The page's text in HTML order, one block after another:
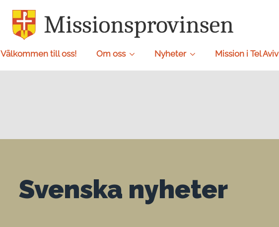
Välkommen till oss! Om oss Nyheter Mission i Tel Aviv
Svenska nyheter